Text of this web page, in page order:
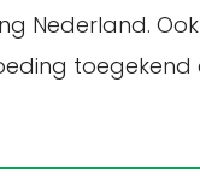
Nederland.